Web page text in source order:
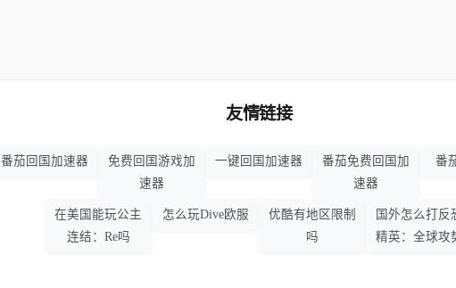
友情链接
番茄回国加速器
免费回国游戏加
速器
一键回国加速器
番茄免费回国加
速器
番
在美国能玩公主
连结：Re吗
怎么玩Dive欧服
优酷有地区限制
吗
国外怎么打反
精英：全球攻